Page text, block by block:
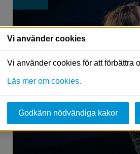
Vi använder cookies
Vi använder cookies för att förbättra
Läs mer om cookies.
Godkänn nödvändiga kakor